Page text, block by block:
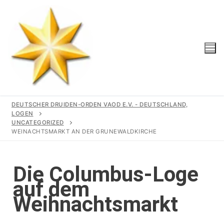
Unser Orden
Gemeinschaft
Geschichte
Logen
Region
DEUTSCHER DRUIDEN-ORDEN VAOD E.V. - DEUTSCHLAND,
LOGEN
UNCATEGORIZED
WEINACHTSMARKT AN DER GRUNEWALDKIRCHE
Die Columbus-Loge
auf dem
Weihnachtsmarkt